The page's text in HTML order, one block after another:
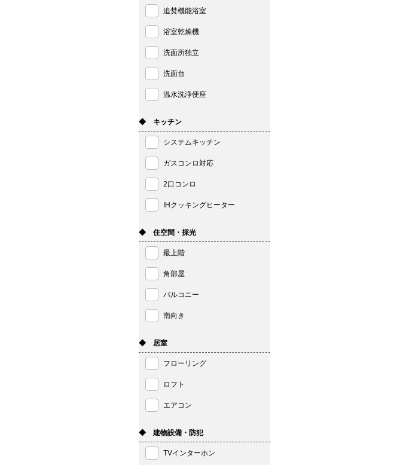
追焚機能浴室
浴室乾燥機
洗面所独立
洗面台
温水洗浄便座
◆ キッチン
システムキッチン
ガスコンロ対応
2口コンロ
IHクッキングヒーター
◆ 住空間・採光
最上階
角部屋
バルコニー
南向き
◆ 居室
フローリング
ロフト
エアコン
◆ 建物設備・防犯
TVインターホン